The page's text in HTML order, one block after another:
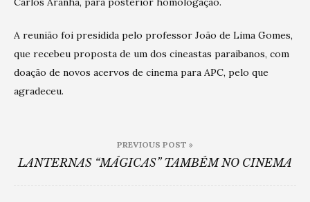
A reunião foi presidida pelo professor João de Lima Gomes,
que recebeu proposta de um dos cineastas paraibanos, com
doação de novos acervos de cinema para APC, pelo que
agradeceu.
navigation
PREVIOUS POST »
LANTERNAS “MÁGICAS” TAMBÉM NO CINEMA